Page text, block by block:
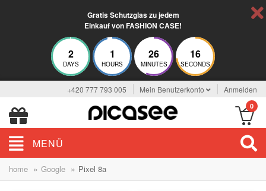
Gratis Schutzglas zu jedem
Einkauf von FASHION CASE!
2
DAYS
1
HOURS
26
MINUTES
16
SECONDS
+420 777 793 005 Mein Benutzerkonto Anmelden
0
MENÜ
home » Google » Pixel 8a